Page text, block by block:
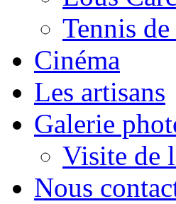
Tennis
Cinéma
Les artisans
Galerie
Visite de
Nous